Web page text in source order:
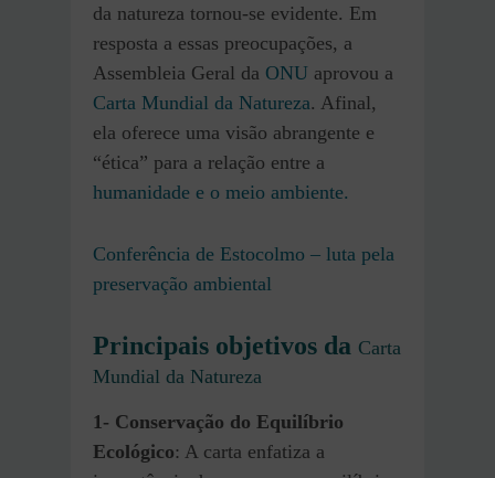
da natureza tornou-se evidente. Em
resposta a essas preocupações, a
Assembleia Geral da ONU aprovou a
Carta Mundial da Natureza. Afinal,
ela oferece uma visão abrangente e
“ética” para a relação entre a
humanidade e o meio ambiente.
Conferência de Estocolmo – luta pela
preservação ambiental
Principais objetivos da Carta
Mundial da Natureza
1- Conservação do Equilíbrio
Ecológico: A carta enfatiza a